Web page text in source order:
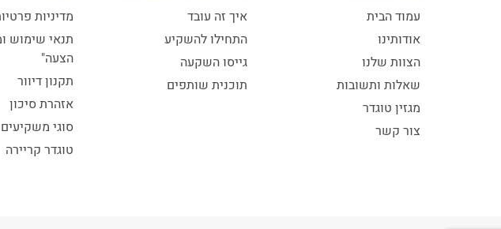
עמוד הבית
אודותינו
הצוות שלנו
שאלות ותשובות
מגזין טוגדר
צור קשר
איך זה עובד
התחילו להשקיע
גייסו השקעה
תוכנית שותפים
מדיניות
תנאי שימוש
הצעה"
תקנון דיוור
אזהרת סיכון
סוגי משקיעים
טוגדר קריירה